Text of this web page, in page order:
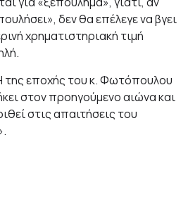
δεν θα επέλεγε να βγει
χρηματιστηριακή τιμή
της εποχής του κ. Φωτόπουλου
στον προηγούμενο αιώνα και
στις απαιτήσεις του